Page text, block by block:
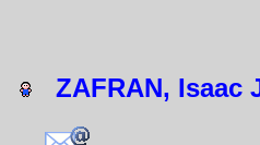
ZAFRAN, Isaac